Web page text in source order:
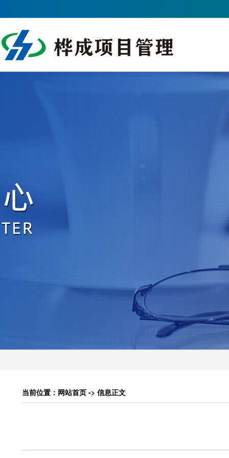
当前位置：网站首页 -> 信息正文